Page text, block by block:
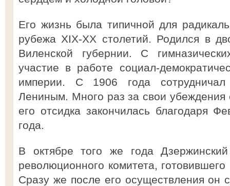
Его жизнь была типичной для
рубежа XIX-XX столетий. Родился в
Виленской губернии. С
участие в работе социал-
империи. С 1906 года
Лениным. Много раз за свои
его отсидка закончилась благодаря
года.
В октябре того же года
революционного комитета,
Сразу же после его осуществления он